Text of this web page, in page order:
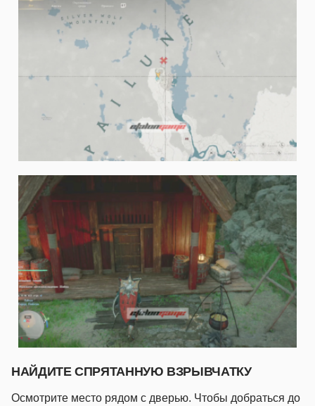
НАЙДИТЕ СПРЯТАННУЮ ВЗРЫВЧАТКУ
Осмотрите место рядом с дверью. Чтобы добраться до